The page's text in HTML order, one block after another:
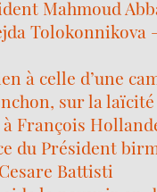
Mahmoud
Tolokonnikova
à celle d’une
sur la laïcité
François
du Président
Battisti